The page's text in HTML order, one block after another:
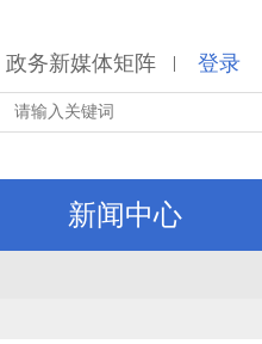
政务新媒体矩阵 | 登录
新闻中心